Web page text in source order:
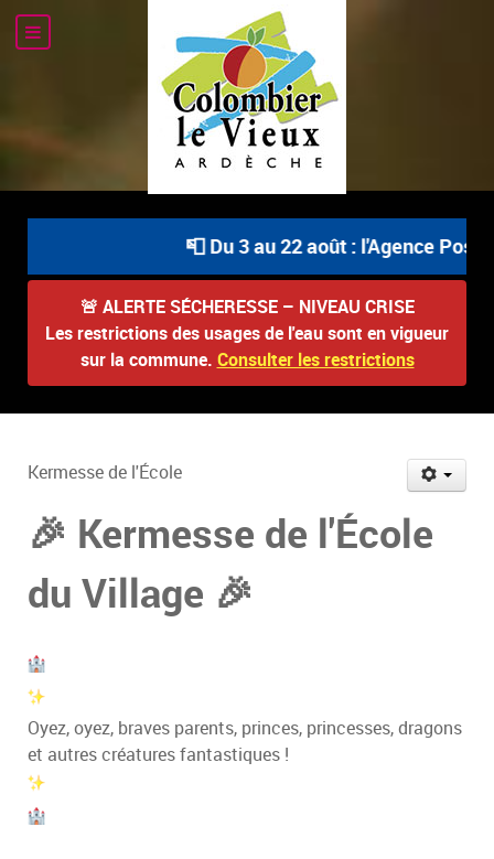
📮 Du 3 au 22 août : l'Agence
🚨 ALERTE SÉCHERESSE – NIVEAU CRISE
Les restrictions des usages de l'eau sont en vigueur
sur la commune. Consulter les restrictions
Kermesse de l'École
🎉 Kermesse de l'École
du Village 🎉
Oyez, oyez, braves parents, princes, princesses, dragons
et autres créatures fantastiques !